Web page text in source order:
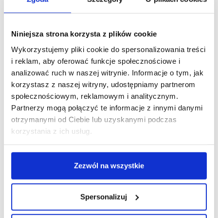
Niniejsza strona korzysta z plików cookie
Wykorzystujemy pliki cookie do spersonalizowania treści
i reklam, aby oferować funkcje społecznościowe i
analizować ruch w naszej witrynie. Informacje o tym, jak
korzystasz z naszej witryny, udostępniamy partnerom
społecznościowym, reklamowym i analitycznym.
Partnerzy mogą połączyć te informacje z innymi danymi
otrzymanymi od Ciebie lub uzyskanymi podczas
korzystania z ich usług.
Zezwól na wszystkie
Spersonalizuj
będzie samą
modeli samochodów ale
Jeśli okaże się że mata nie pasuje, to czy mogę ją
zwrócić?
Czy jest możliwość wykonania maty na
zamówienie?
Czy mata jest wodoodporna?
Czy matę można prać?
maty, która mnie interesuje. Co zrobić?